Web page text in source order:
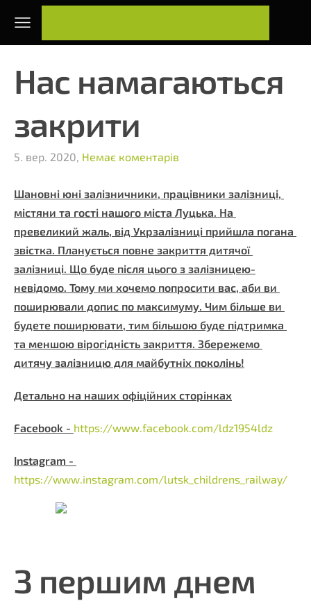
Нас намагаються
закрити
5. вер. 2020, Немає коментарів
Шановні юні залізничники, працівники залізниці,
містяни та гості нашого міста Луцька. На
превеликий жаль, від Укрзалізниці прийшла погана
звістка. Планується повне закриття дитячої
залізниці. Що буде після цього з залізницею-
невідомо. Тому ми хочемо попросити вас, аби ви
поширювали допис по максимуму. Чим більше ви
будете поширювати, тим більшою буде підтримка
та меншою вірогідність закриття. Збережемо
дитячу залізницю для майбутніх поколінь!
Детально на наших офіційних сторінках
Facebook - https://www.facebook.com/ldz1954ldz
https://www.instagram.com/lutsk_childrens_railway/
З першим днем